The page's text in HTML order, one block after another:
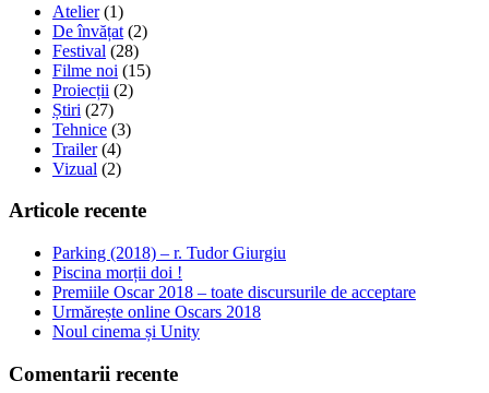
Atelier(1)
De învățat (2)
Festival (28)
Filme noi (15)
Proiecții (2)
Știri (27)
Tehnice (3)
Trailer(4)
Vizual (2)
Articole recente
Parking (2018) – r. Tudor Giurgiu
Piscina morții doi !
Premiile Oscar 2018 – toate discursurile de acceptare
Urmărește online Oscars 2018
Noul cinema și Unity
Comentarii recente